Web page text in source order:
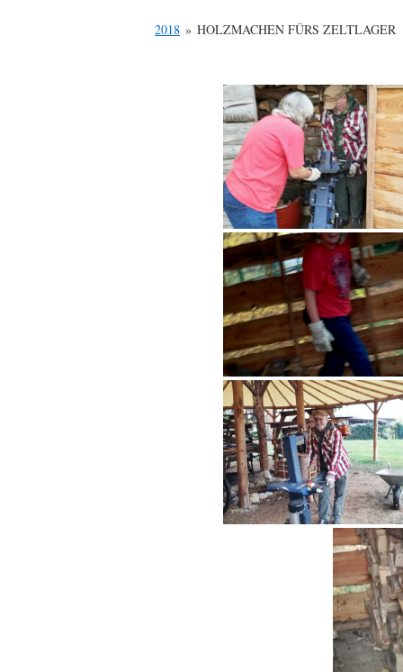
2018 » HOLZMACHEN FÜRS ZELTLAGER